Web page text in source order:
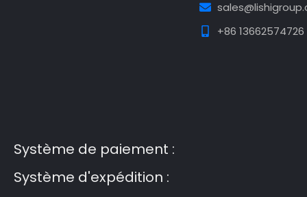
+86 13662574726
Système de paiement :
Système d'expédition :